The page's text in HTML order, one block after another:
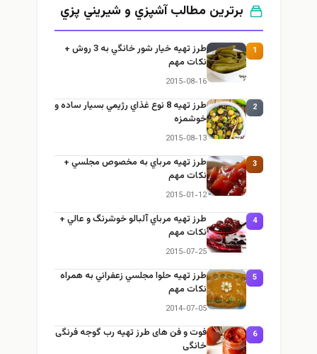
برترین مطالب آشپزي و شيريني پزي
1
طرز تهيه خیار شور خانگي به 3 روش +
نكات مهم
2015-08-16
2
طرز تهيه 8 نوع غذاي رژيمي بسيار ساده و
خوشمزه
2015-08-13
3
طرز تهيه مرباي به مخصوص مجلسي +
نكات مهم
2015-01-12
4
طرز تهيه مرباي آلبالو خوشرنگ و عالي +
نكات مهم
2015-07-25
5
طرز تهيه حلوا مجلسي زعفراني به همراه
نكات مهم
2014-07-05
6
فوت و فن های طرز تهیه رب گوجه فرنگی
خانگی